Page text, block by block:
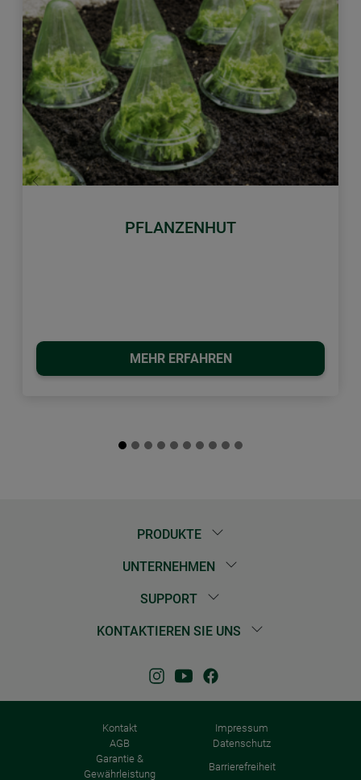
PFLANZENHUT
MEHR ERFAHREN
Zurück Weiter
PRODUKTE
UNTERNEHMEN
SUPPORT
KONTAKTIEREN SIE UNS
Kontakt
Impressum
AGB
Datenschutz
Garantie &
Gewährleistung
Barrierefreiheit